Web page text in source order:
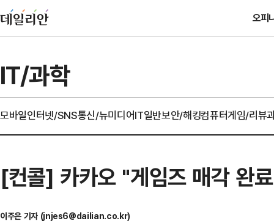
오피
IT/과학
모바일인터넷/SNS통신/뉴미디어IT일반보안/해킹컴퓨터게임/리뷰
[컨콜] 카카오 "게임즈 매각 완
이주은 기자 (jnjes6@dailian.co.kr)